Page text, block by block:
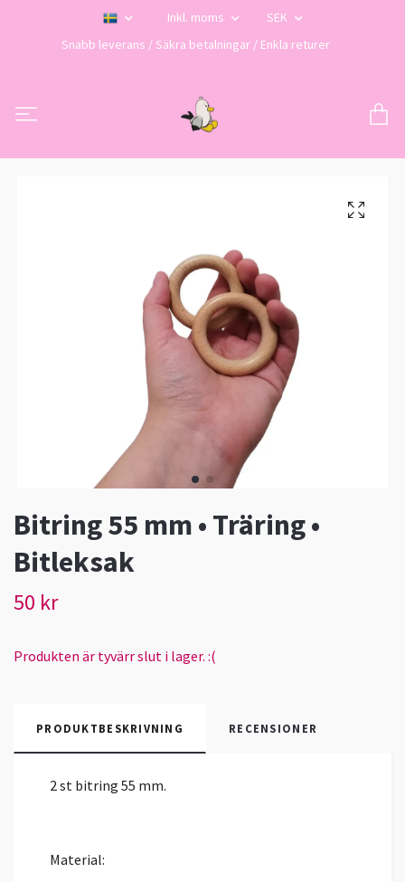
Inkl. moms
SEK
Snabb leverans / Säkra betalningar / Enkla returer
Bitring 55 mm • Träring •
Bitleksak
50 kr
Produkten är tyvärr slut i lager. :(
PRODUKTBESKRIVNING RECENSIONER
2 st bitring 55 mm.
Material: